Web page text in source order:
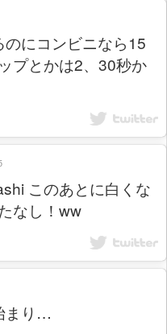
にコンビニなら15
プとかは2、30秒か
このあとに白くな
なし！ww
まり…